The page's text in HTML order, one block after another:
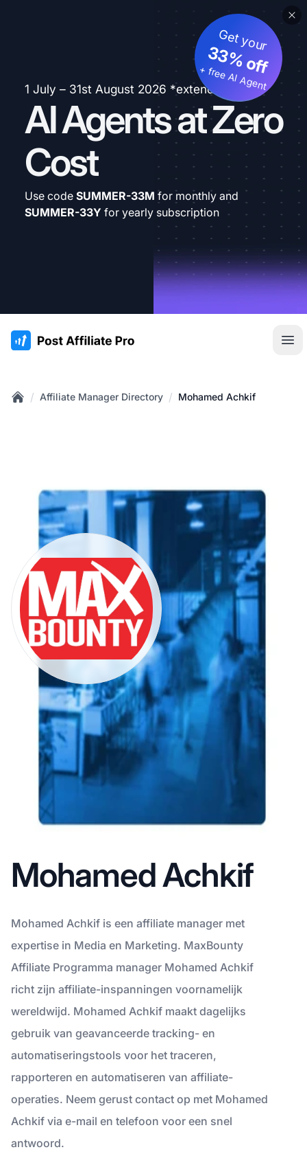
1 July – 31st August 2026 *extended
AI Agents at Zero
Cost
Get your
33% off
+ free AI Agent
Use code SUMMER-33M for monthly and
SUMMER-33Y for yearly subscription
:site.title
/ Affiliate Manager Directory / Mohamed Achkif
Mohamed Achkif
Mohamed Achkif is een affiliate manager met
expertise in Media en Marketing. MaxBounty
Affiliate Programma manager Mohamed Achkif
richt zijn affiliate-inspanningen voornamelijk
wereldwijd. Mohamed Achkif maakt dagelijks
gebruik van geavanceerde tracking- en
automatiseringstools voor het traceren,
rapporteren en automatiseren van affiliate-
operaties. Neem gerust contact op met Mohamed
Achkif via e-mail en telefoon voor een snel
antwoord.